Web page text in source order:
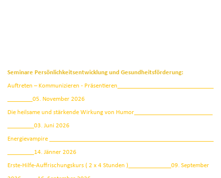
Seminare Persönlichkeitsentwicklung und Gesundheitsförderung:
Auftreten – Kommunizieren - Präsentieren
05. November 2026
Die heilsame und stärkende Wirkung von Humor
03. Juni 2026
Energievampire
14. Jänner 2026
Erste-Hilfe-Auffrischungskurs ( 2 x 4 Stunden ) 09. September